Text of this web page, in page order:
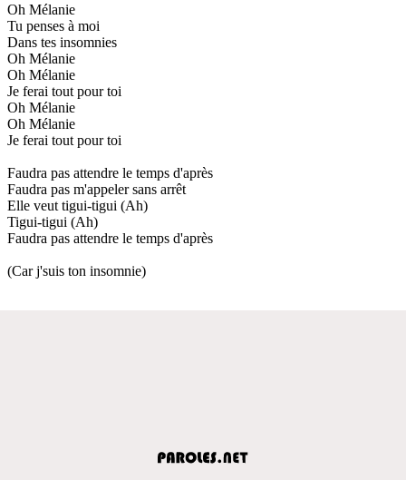
Oh Mélanie
Tu penses à moi
Dans tes insomnies
Oh Mélanie
Oh Mélanie
Je ferai tout pour toi
Oh Mélanie
Oh Mélanie
Je ferai tout pour toi
Faudra pas attendre le temps d'après
Faudra pas m'appeler sans arrêt
Elle veut tigui-tigui (Ah)
Tigui-tigui (Ah)
Faudra pas attendre le temps d'après
(Car j'suis ton insomnie)